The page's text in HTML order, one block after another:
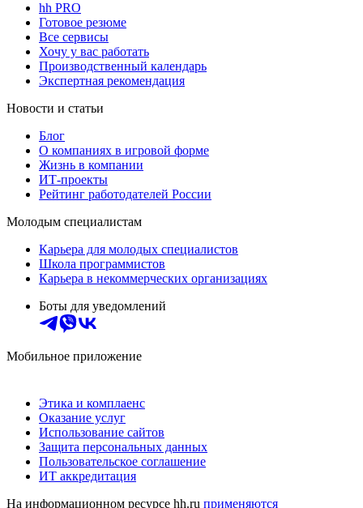
hh PRO
Готовое резюме
Все сервисы
Хочу у вас работать
Производственный календарь
Экспертная рекомендация
Новости и статьи
Блог
О компаниях в игровой форме
Жизнь в компании
ИТ-проекты
Рейтинг работодателей России
Молодым специалистам
Карьера для молодых специалистов
Школа программистов
Карьера в некоммерческих организациях
Боты для уведомлений
Мобильное приложение
Этика и комплаенс
Оказание услуг
Использование сайтов
Защита персональных данных
Пользовательское соглашение
ИТ аккредитация
На информационном ресурсе hh.ru применяются